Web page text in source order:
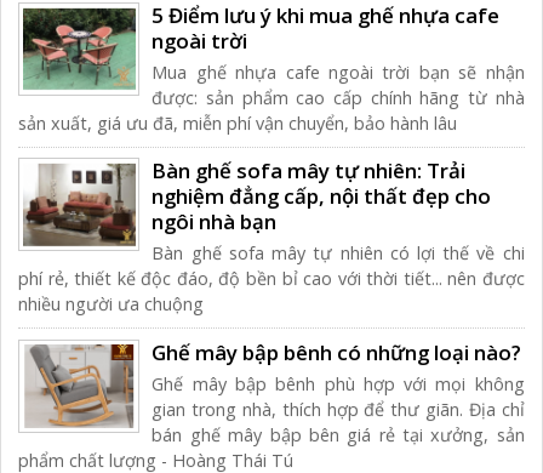
5 Điểm lưu ý khi mua ghế nhựa cafe
ngoài trời
Mua ghế nhựa cafe ngoài trời bạn sẽ nhận
được: sản phẩm cao cấp chính hãng từ nhà
sản xuất, giá ưu đã, miễn phí vận chuyển, bảo hành lâu
Bàn ghế sofa mây tự nhiên: Trải
nghiệm đẳng cấp, nội thất đẹp cho
ngôi nhà bạn
Bàn ghế sofa mây tự nhiên có lợi thế về chi
phí rẻ, thiết kế độc đáo, độ bền bỉ cao với thời tiết... nên được
nhiều người ưa chuộng
Ghế mây bập bênh có những loại nào?
Ghế mây bập bênh phù hợp với mọi không
gian trong nhà, thích hợp để thư giãn. Địa chỉ
bán ghế mây bập bên giá rẻ tại xưởng, sản
phẩm chất lượng - Hoàng Thái Tú